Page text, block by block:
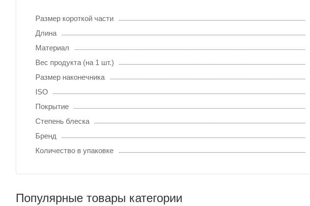
Размер короткой части
Длина
Материал
Вес продукта (на 1 шт.)
Размер наконечника
ISO
Покрытие
Степень блеска
Бренд
Количество в упаковке
Популярные товары категории